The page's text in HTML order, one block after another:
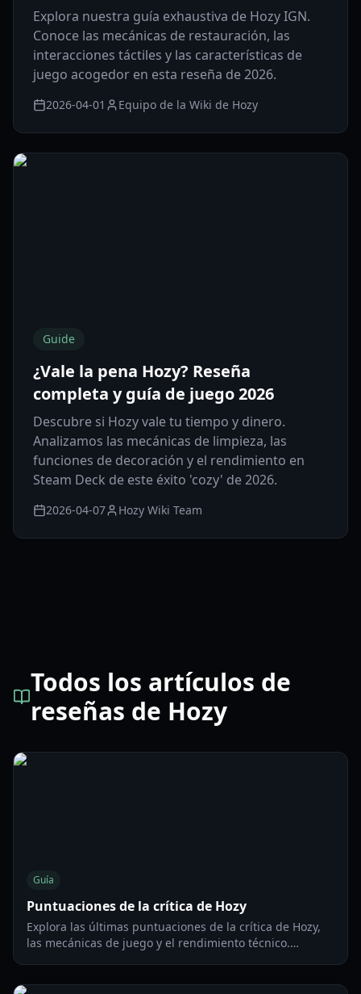
Explora nuestra guía exhaustiva de Hozy IGN.
Conoce las mecánicas de restauración, las
interacciones táctiles y las características de
juego acogedor en esta reseña de 2026.
2026-04-01 Equipo de la Wiki de Hozy
Guide
¿Vale la pena Hozy? Reseña
completa y guía de juego 2026
Descubre si Hozy vale tu tiempo y dinero.
Analizamos las mecánicas de limpieza, las
funciones de decoración y el rendimiento en
Steam Deck de este éxito 'cozy' de 2026.
2026-04-07 Hozy Wiki Team
Todos los artículos de
reseñas de Hozy
Guía
Puntuaciones de la crítica de Hozy
Explora las últimas puntuaciones de la crítica de Hozy,
las mecánicas de juego y el rendimiento técnico.